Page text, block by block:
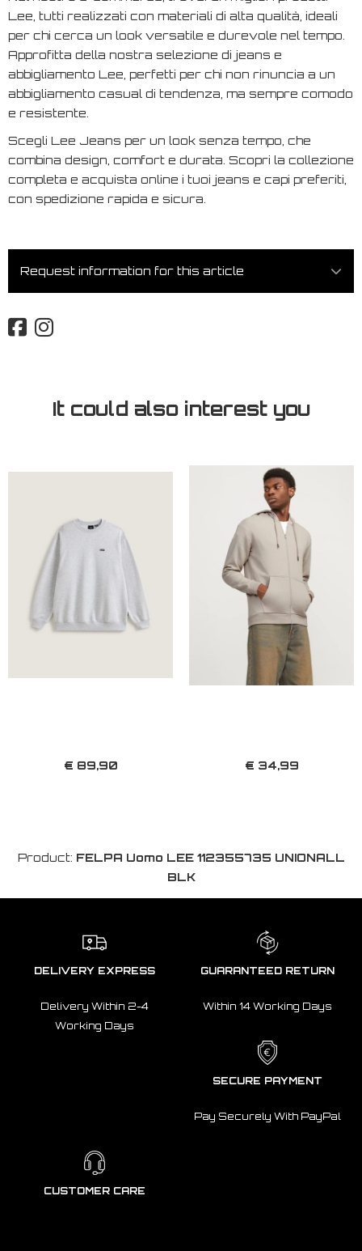
Lee, tutti realizzati con materiali di alta qualità, ideali
per chi cerca un look versatile e durevole nel tempo.
Approfitta della nostra selezione di jeans e
abbigliamento Lee, perfetti per chi non rinuncia a un
abbigliamento casual di tendenza, ma sempre comodo
e resistente.
Scegli Lee Jeans per un look senza tempo, che
combina design, comfort e durata. Scopri la collezione
completa e acquista online i tuoi jeans e capi preferiti,
con spedizione rapida e sicura.
Request information for this article
It could also interest you
€ 89,90 € 34,99
Product: FELPA Uomo LEE 112355735 UNIONALL
BLK
DELIVERY EXPRESS
Delivery Within 2-4
Working Days
GUARANTEED RETURN
Within 14 Working Days
SECURE PAYMENT
Pay Securely With PayPal
CUSTOMER CARE